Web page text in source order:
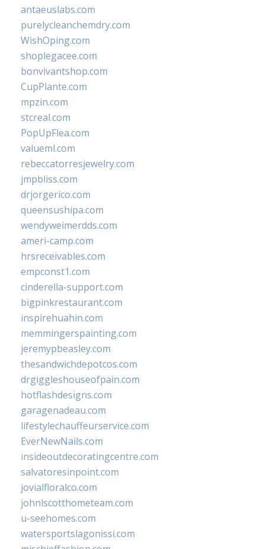
antaeuslabs.com
purelycleanchemdry.com
WishOping.com
shoplegacee.com
bonvivantshop.com
CupPlante.com
mpzin.com
stcreal.com
PopUpFlea.com
valueml.com
rebeccatorresjewelry.com
jmpbliss.com
drjorgerico.com
queensushipa.com
wendyweimerdds.com
ameri-camp.com
hrsreceivables.com
empconst1.com
cinderella-support.com
bigpinkrestaurant.com
inspirehuahin.com
memmingerspainting.com
jeremypbeasley.com
thesandwichdepotcos.com
drgiggleshouseofpain.com
hotflashdesigns.com
garagenadeau.com
lifestylechauffeurservice.com
EverNewNails.com
insideoutdecoratingcentre.com
salvatoresinpoint.com
jovialfloralco.com
johnlscotthometeam.com
u-seehomes.com
watersportslagonissi.com